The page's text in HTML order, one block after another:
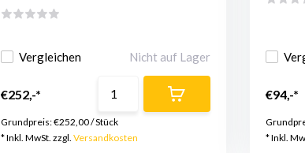
Vergleichen Nicht auf Lager
€252,-*
Grundpreis:€252,00/Stück
* Inkl. MwSt. zzgl. Versandkosten
€94,-*
* Inkl.